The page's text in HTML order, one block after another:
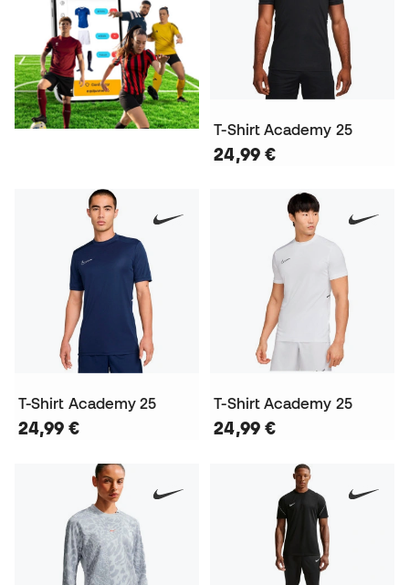
T-Shirt Academy 25
24,99 €
T-Shirt Academy 25
24,99 €
T-Shirt Academy 25
24,99 €